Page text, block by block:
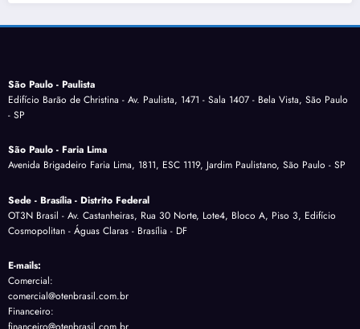
São Paulo - Paulista
Edifício Barão de Christina - Av. Paulista, 1471 - Sala 1407 - Bela Vista, São Paulo
- SP
São Paulo - Faria Lima
Avenida Brigadeiro Faria Lima, 1811, ESC 1119, Jardim Paulistano, São Paulo - SP
Sede - Brasília - Distrito Federal
OT3N Brasil - Av. Castanheiras, Rua 30 Norte, Lote4, Bloco A, Piso 3, Edifício
Cosmopolitan - Águas Claras - Brasília - DF
E-mails:
Comercial:
comercial@otenbrasil.com.br
Financeiro: